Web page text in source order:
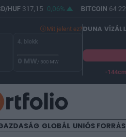
HUF 317,15 0,06% BITCOIN64
Mit jelent ez?
4. blokk
0 MW/ 500 MW
DUNA
-144cm
GLOBÁL UNIÓS